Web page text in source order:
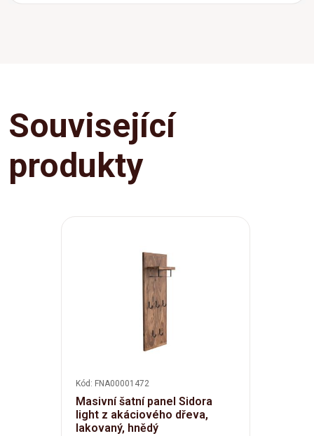
Související
produkty
Kód: FNA00001472
Masivní šatní panel Sidora
light z akáciového dřeva,
lakovaný, hnědý